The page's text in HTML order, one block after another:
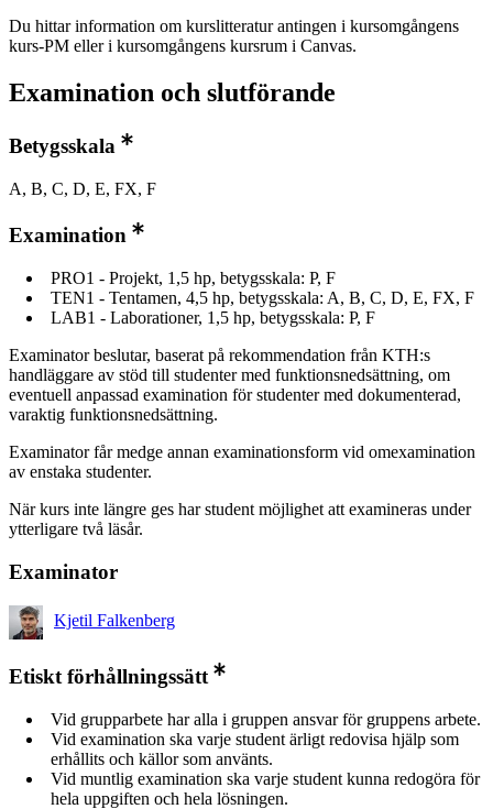
Du hittar information om kurslitteratur antingen i kursomgångens
kurs-PM eller i kursomgångens kursrum i Canvas.
Examination och slutförande
Betygsskala
A, B, C, D, E, FX, F
Examination
PRO1 - Projekt, 1,5 hp, betygsskala: P, F
TEN1 - Tentamen, 4,5 hp, betygsskala: A, B, C, D, E, FX, F
LAB1 - Laborationer, 1,5 hp, betygsskala: P, F
Examinator beslutar, baserat på rekommendation från KTH:s
handläggare av stöd till studenter med funktionsnedsättning, om
eventuell anpassad examination för studenter med dokumenterad,
varaktig funktionsnedsättning.
Examinator får medge annan examinationsform vid omexamination
av enstaka studenter.
När kurs inte längre ges har student möjlighet att examineras under
ytterligare två läsår.
Examinator
Kjetil Falkenberg
Etiskt förhållningssätt
Vid grupparbete har alla i gruppen ansvar för gruppens arbete.
Vid examination ska varje student ärligt redovisa hjälp som
erhållits och källor som använts.
Vid muntlig examination ska varje student kunna redogöra för
hela uppgiften och hela lösningen.